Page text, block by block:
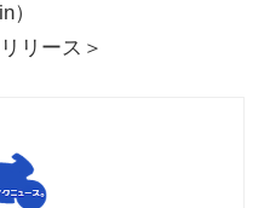
）
リース＞